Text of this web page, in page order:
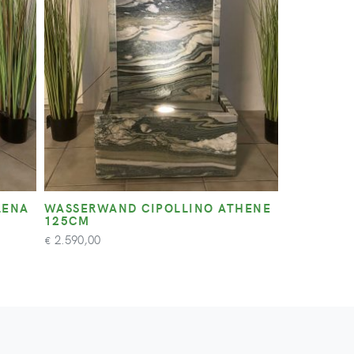
WASSERWAND CIPOLLINO ATHENE
125CM
€ 2.590,00